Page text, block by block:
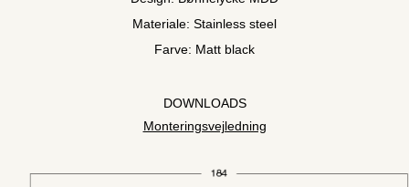
Materiale: Stainless steel
Farve: Matt black
DOWNLOADS
Monteringsvejledning